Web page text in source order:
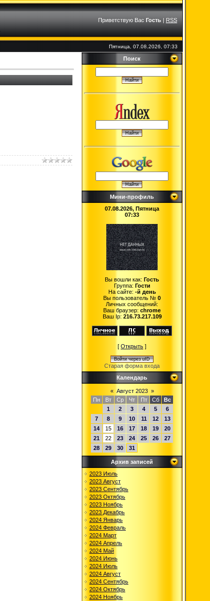
Приветствую Вас Гость|RSS
Пятница, 07.08.2026, 07:33
Поиск
Мини-профиль
07.08.2026, Пятница
07:33
Вы вошли как: Гость
Группа: Гости
На сайте: -й день
Вы пользователь № 0
Личных сообщений:
Ваш браузер: chrome
Ваш Ip: 216.73.217.109
[ Открыть ]
Войти через uID
Старая форма входа
Календарь
« Август 2023 »
Пн
Вт Ср Чт Пт Сб
Вс
1
2 3 4 5
6
7
8 9 10 11 12
13
14
15 16 17 18 19
20
21
22 23 24 25 26
27
28
29 30 31
Архив записей
2023 Июль
2023 Август
2023 Сентябрь
2023 Октябрь
2023 Ноябрь
2023 Декабрь
2024 Январь
2024 Февраль
2024 Март
2024 Апрель
2024 Май
2024 Июнь
2024 Июль
2024 Август
2024 Сентябрь
2024 Октябрь
2024 Ноябрь